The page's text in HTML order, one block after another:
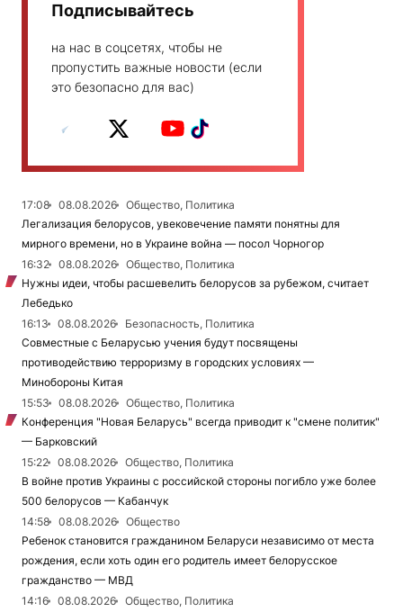
Подписывайтесь
на нас в соцсетях, чтобы не
пропустить важные новости (если
это безопасно для вас)
17:08 08.08.2026
Общество, Политика
Легализация белорусов, увековечение памяти понятны для
мирного времени, но в Украине война — посол Чорногор
16:32
08.08.2026
Общество, Политика
Нужны идеи, чтобы расшевелить белорусов за рубежом, считает
Лебедько
16:13
08.08.2026
Безопасность, Политика
Совместные с Беларусью учения будут посвящены
противодействию терроризму в городских условиях —
Минобороны Китая
15:53
08.08.2026
Общество, Политика
Конференция "Новая Беларусь" всегда приводит к "смене политик"
— Барковский
15:22
08.08.2026
Общество, Политика
В войне против Украины с российской стороны погибло уже более
500 белорусов — Кабанчук
14:58
08.08.2026
Общество
Ребенок становится гражданином Беларуси независимо от места
рождения, если хоть один его родитель имеет белорусское
гражданство — МВД
14:16
08.08.2026
Общество, Политика